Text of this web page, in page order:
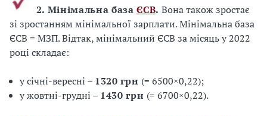
2. Мінімальна базаЄСВ. Вона також зростає
зі зростанням мінімальної зарплати. Мінімальна база
ЄСВ = МЗП. Відтак, мінімальний ЄСВ за місяць у 2022
році складає:
у січні-вересні – 1320 грн (= 6500×0,22);
у жовтні-грудні – 1430 грн (= 6700×0,22).